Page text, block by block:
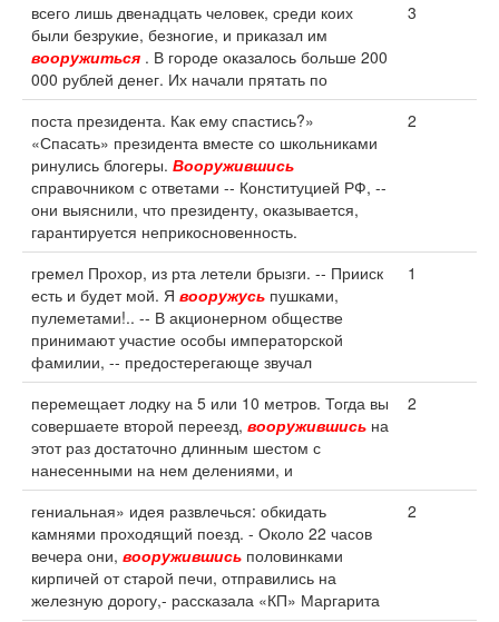
всего лишь двенадцать человек, среди коих
были безрукие, безногие, и приказал им
вооружиться . В городе оказалось больше 200
000 рублей денег. Их начали прятать по
3
поста президента. Как ему спастись?»
«Спасать» президента вместе со школьниками
ринулись блогеры. Вооружившись
справочником с ответами -- Конституцией РФ, --
они выяснили, что президенту, оказывается,
гарантируется неприкосновенность.
2
гремел Прохор, из рта летели брызги. -- Прииск
есть и будет мой. Я вооружусь пушками,
пулеметами!.. -- В акционерном обществе
принимают участие особы императорской
фамилии, -- предостерегающе звучал
1
перемещает лодку на 5 или 10 метров. Тогда вы
совершаете второй переезд, вооружившись на
этот раз достаточно длинным шестом с
нанесенными на нем делениями, и
2
гениальная» идея развлечься: обкидать
камнями проходящий поезд. - Около 22 часов
вечера они, вооружившись половинками
кирпичей от старой печи, отправились на
железную дорогу,- рассказала «КП» Маргарита
2